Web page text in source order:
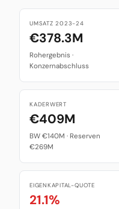
UMSATZ 2023-24
€378.3M
Rohergebnis ·
Konzernabschluss
KADERWERT
€409M
BW €140M · Reserven
€269M
EIGENKAPITAL-QUOTE
21.1%